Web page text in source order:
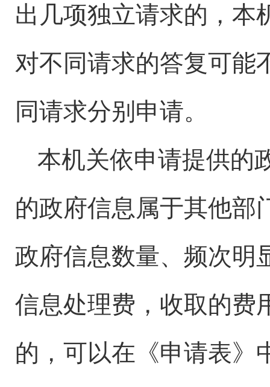
出几项独立请求的，本
对不同请求的答复可能
同请求分别申请。
本机关依申请提供的
的政府信息属于其他部
政府信息数量、频次明
信息处理费，收取的费
的，可以在《申请表》